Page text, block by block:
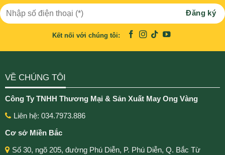
Kết nối với chúng tôi:
VỀ CHÚNG TÔI
Công Ty TNHH Thương Mại & Sản Xuất May Ong Vàng
Liên hệ: 034.7973.886
Cơ sở Miền Bắc
Số 30, ngõ 205, đường Phú Diễn, P. Phú Diễn, Q. Bắc Từ